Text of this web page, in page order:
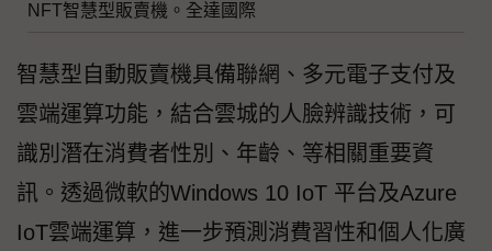
NFT智慧型販賣機。全達國際
智慧型自動販賣機具備聯網、多元電子支付及
雲端運算功能，結合雲城的人臉辨識技術，可
識別潛在消費者性別、年齡、等相關重要資
訊。透過微軟的Windows 10 IoT 平台及Azure
IoT雲端運算，進一步預測消費習性和個人化廣